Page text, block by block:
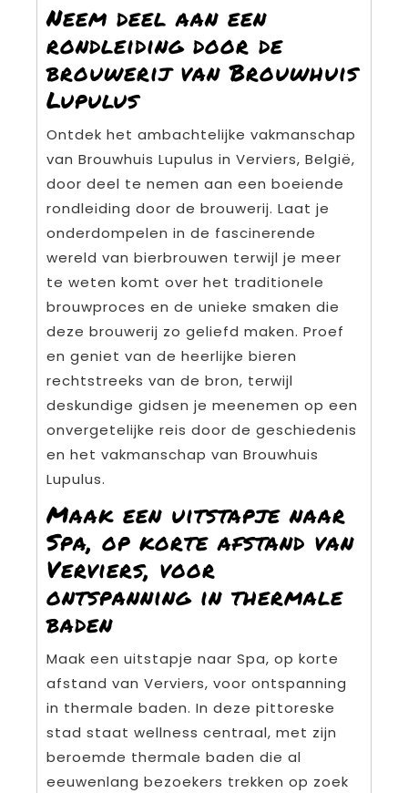
Neem deel aan een
rondleiding door de
brouwerij van Brouwhuis
Lupulus
Ontdek het ambachtelijke vakmanschap
van Brouwhuis Lupulus in Verviers, België,
door deel te nemen aan een boeiende
rondleiding door de brouwerij. Laat je
onderdompelen in de fascinerende
wereld van bierbrouwen terwijl je meer
te weten komt over het traditionele
brouwproces en de unieke smaken die
deze brouwerij zo geliefd maken. Proef
en geniet van de heerlijke bieren
rechtstreeks van de bron, terwijl
deskundige gidsen je meenemen op een
onvergetelijke reis door de geschiedenis
en het vakmanschap van Brouwhuis
Lupulus.
Maak een uitstapje naar
Spa, op korte afstand van
Verviers, voor
ontspanning in thermale
baden
Maak een uitstapje naar Spa, op korte
afstand van Verviers, voor ontspanning
in thermale baden. In deze pittoreske
stad staat wellness centraal, met zijn
beroemde thermale baden die al
eeuwenlang bezoekers trekken op zoek